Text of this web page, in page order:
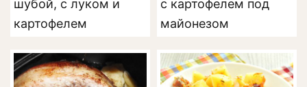
шубой, с луком и
картофелем
с картофелем под
майонезом